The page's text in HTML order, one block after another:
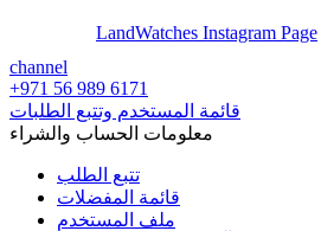
LandWatches Instagram Page
channel
+971 56 989 6171
قائمة المستخدم وتتبع الطلبات
معلومات الحساب والشراء
تتبع الطلب
قائمة المفضلات
ملف المستخدم